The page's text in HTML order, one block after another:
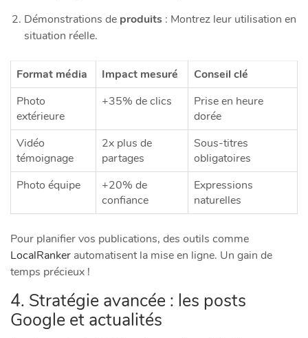
Démonstrations de produits : Montrez leur utilisation en
situation réelle.
Format média Impact mesuré
Conseil clé
Photo
extérieure
+35% de clics
Prise en heure
dorée
Vidéo
témoignage
2x plus de
partages
Sous-titres
obligatoires
Photo équipe
+20% de
confiance
Expressions
naturelles
Pour planifier vos publications, des outils comme
LocalRanker automatisent la mise en ligne. Un gain de
temps précieux !
4. Stratégie avancée : les posts
Google et actualités